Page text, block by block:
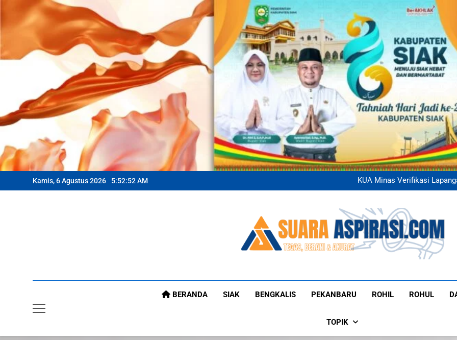
content
Kamis, 6 Agustus 2026 5:52:54 AM
Smart Farming Binaan BI di
Panit 2 Binmas Polsek
KUA Minas Verifikasi
Kanit Binmas Polsek
Sembako
Smart Farming Binaan BI di
KUA Minas Verifikasi
Kanit Binmas Polsek
Sembako
Smart Farming Binaan BI di
Suaraaspirasi
BERANDA SIAK BENGKALIS PEKANBARU ROHIL ROHUL
TOPIK